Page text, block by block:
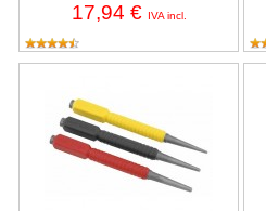
17,94 € IVA incl.